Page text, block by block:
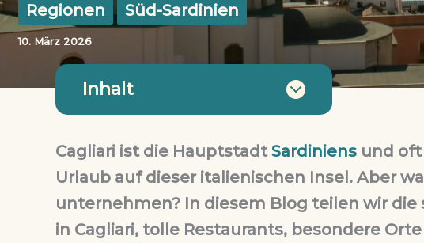
Regionen Süd-Sardinien
10. März 2026
Inhalt
Cagliari ist die HauptstadtSardiniens und
Urlaub auf dieser italienischen Insel. Aber
unternehmen? In diesem Blog teilen wir
in Cagliari, tolle Restaurants, besondere